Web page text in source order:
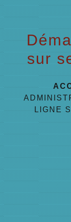
sur
LIGNE